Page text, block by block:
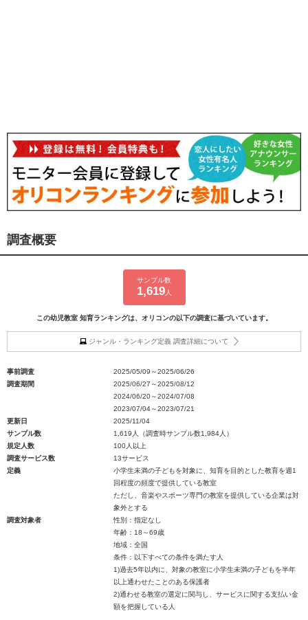
調査概要
サンプル数
1,619人
この幼児教室 知育ランキングは、オリコンの以下の調査に基づいています。
ジャンル・ランキング定義 調査詳細について
事前調査
2025/05/09～2025/06/26
調査期間
2025/06/27～2025/08/12
2024/06/20～2024/07/08
2023/07/04～2023/07/21
更新日
2025/11/04
サンプル数
1,619人（調査時サンプル数1,984人）
規定人数
100人以上
調査サービス数
13サービス
定義
小学生未満の子どもを対象に、知育を目的とした教育を週1
回程度の頻度で提供している教室
ただし、音楽やスポーツ専門の教室を提供している企業は対
象外とする
調査対象者
性別：指定なし
年齢：18～69歳
地域：全国
条件：以下すべての条件を満たす人
1)過去5年以内に、対象の教室に小学生未満の子どもを半年
以上通わせたことのある保護者
2)通わせる教室の選定に関与し、サービスに関する支払い金
額を把握している人